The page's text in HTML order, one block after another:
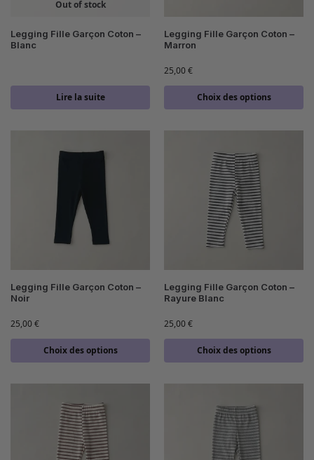
Out of stock
Legging Fille Garçon Coton –
Blanc
Lire la suite
Legging Fille Garçon Coton –
Marron
25,00€
Choix des options
Legging Fille Garçon Coton –
Noir
25,00€
Choix des options
Legging Fille Garçon Coton –
Rayure Blanc
25,00€
Choix des options